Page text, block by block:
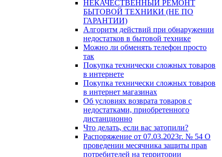
НЕКАЧЕСТВЕННЫЙ РЕМОНТ
БЫТОВОЙ ТЕХНИКИ (НЕ ПО
ГАРАНТИИ)
Алгоритм действий при обнаружении
недостатков в бытовой технике
Можно ли обменять телефон просто
так
Покупка технически сложных товаров
в интернете
Покупка технически сложных товаров
в интернет магазинах
Об условиях возврата товаров с
недостатками, приобретенного
дистанционно
Что делать, если вас затопили?
Распоряжение от 07.03.2023г. № 54 О
проведении месячника защиты прав
потребителей на территории